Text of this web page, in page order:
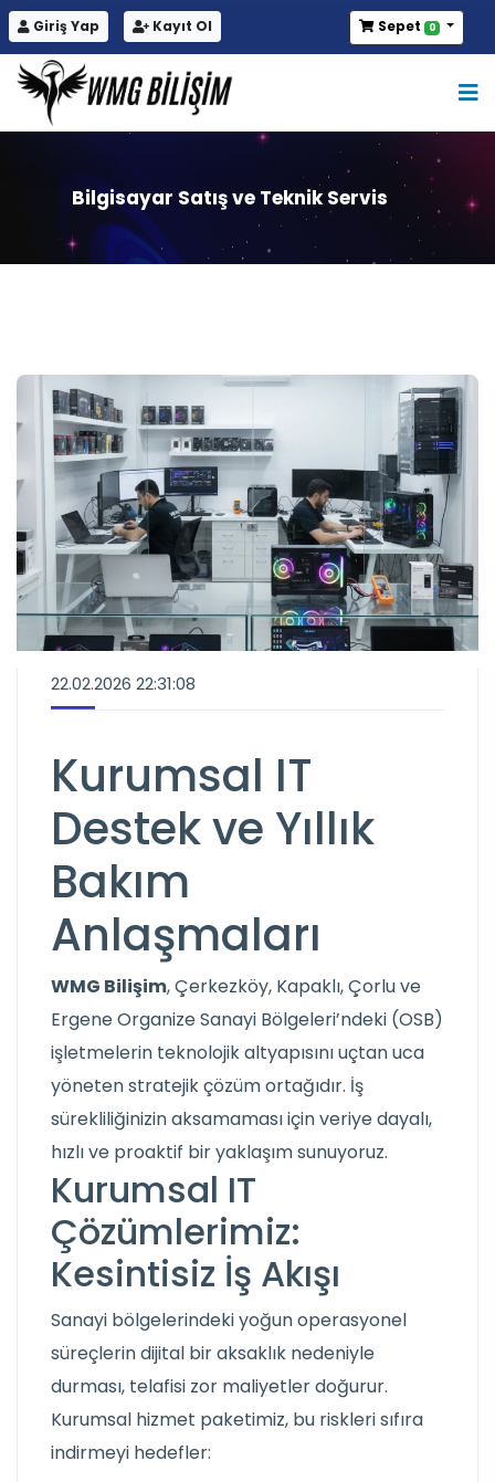
Giriş Yap Kayıt Ol Sepet 0
Bilgisayar Satış ve Teknik Servis
22.02.2026 22:31:08
Kurumsal IT
Destek ve Yıllık
Bakım
Anlaşmaları
WMG Bilişim, Çerkezköy, Kapaklı, Çorlu ve
Ergene Organize Sanayi Bölgeleri’ndeki (OSB)
işletmelerin teknolojik altyapısını uçtan uca
yöneten stratejik çözüm ortağıdır. İş
sürekliliğinizin aksamaması için veriye dayalı,
hızlı ve proaktif bir yaklaşım sunuyoruz.
Kurumsal IT
Çözümlerimiz:
Kesintisiz İş Akışı
Sanayi bölgelerindeki yoğun operasyonel
süreçlerin dijital bir aksaklık nedeniyle
durması, telafisi zor maliyetler doğurur.
Kurumsal hizmet paketimiz, bu riskleri sıfıra
indirmeyi hedefler: